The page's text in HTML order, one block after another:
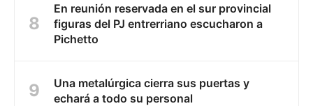
En reunión reservada en el sur provincial
figuras del PJ entrerriano escucharon a
Pichetto
Una metalúrgica cierra sus puertas y
echará a todo su personal